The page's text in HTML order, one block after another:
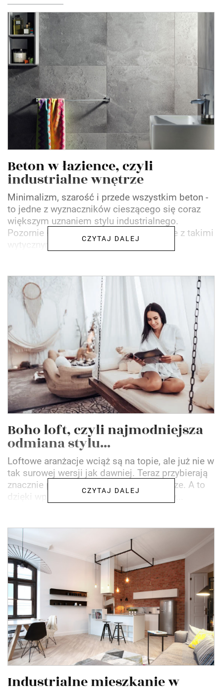
Beton w łazience, czyli
industrialne wnętrze
Minimalizm, szarość i przede wszystkim beton -
to jedne z wyznaczników cieszącego się coraz
większym uznaniem stylu industrialnego.
Pozornie łazienka zaaranżowana zgodnie z takimi
wytycznymi wydaje...
CZYTAJ DALEJ
Boho loft, czyli najmodniejsza
odmiana stylu...
Loftowe aranżacje wciąż są na topie, ale już nie w
tak surowej wersji jak dawniej. Teraz przybierają
znacznie przyjaźniejsze i weselsze oblicze. A to
dzięki wprowadzeniu do nich elementów...
CZYTAJ DALEJ
Industrialne mieszkanie w